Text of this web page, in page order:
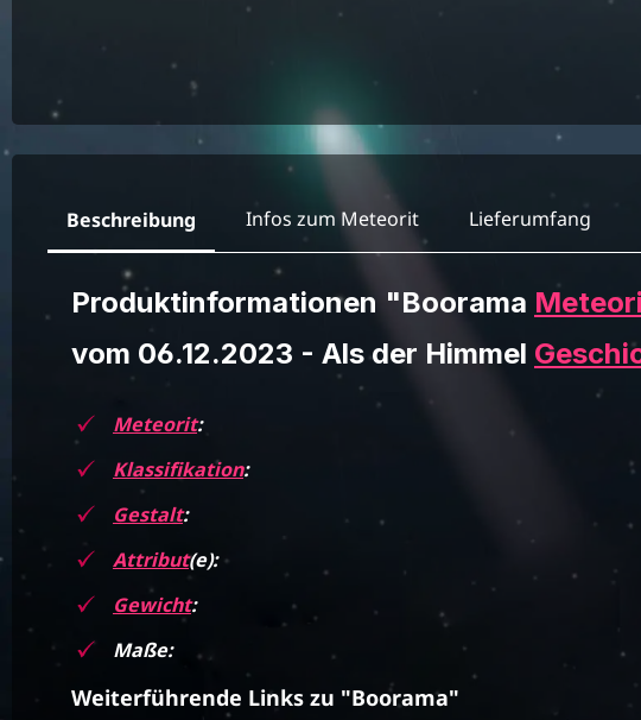
Beschreibung Infos zum Meteorit Lieferumfang
Produktinformationen "Boorama
vom 06.12.2023 - Als der Himmel
Meteorit:
Klassifikation:
Gestalt:
Attribut(e):
Gewicht:
Maße:
Weiterführende Links zu "Boorama"